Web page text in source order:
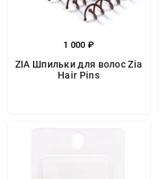
1 000 ₽
ZIA Шпильки для волос Zia
Hair Pins